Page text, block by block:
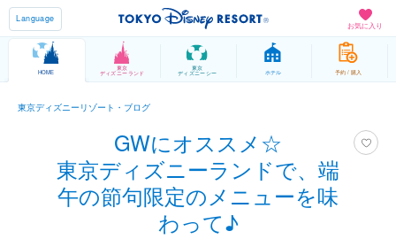
お気に入り
Language
HOME
東京
ディズニーランド
東京
ディズニーシー ホテル 予約 / 購入
東京ディズニーリゾート・ブログ
GWにオススメ☆
東京ディズニーランドで、端
午の節句限定のメニューを味
わって♪